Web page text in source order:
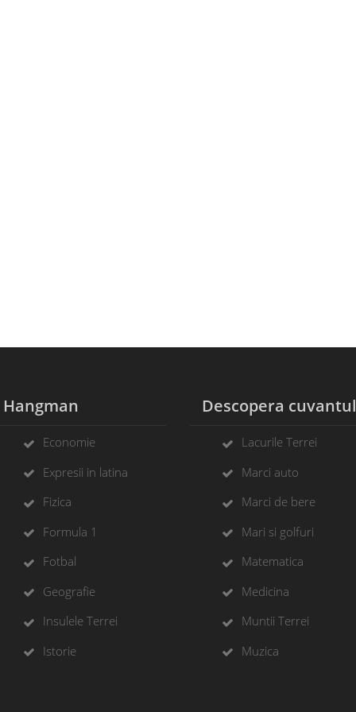
Hangman
Economie
Expresii in latina
Fizica
Formula 1
Fotbal
Geografie
Insulele Terrei
Istorie
Descopera cuvantul
Lacurile Terrei
Marci auto
Marci de bere
Mari si golfuri
Matematica
Medicina
Muntii Terrei
Muzica